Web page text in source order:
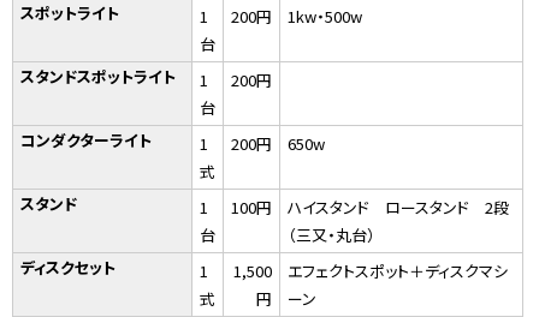
スポットライト
1
台
200円 1kw・500w
スタンドスポットライト
1
台
200円
コンダクターライト
1
式
200円 650w
スタンド
1
台
100円
ハイスタンド ロースタンド 2段
（三又・丸台）
ディスクセット
1
式
1,500
円
エフェクトスポット＋ディスクマシ
ーン